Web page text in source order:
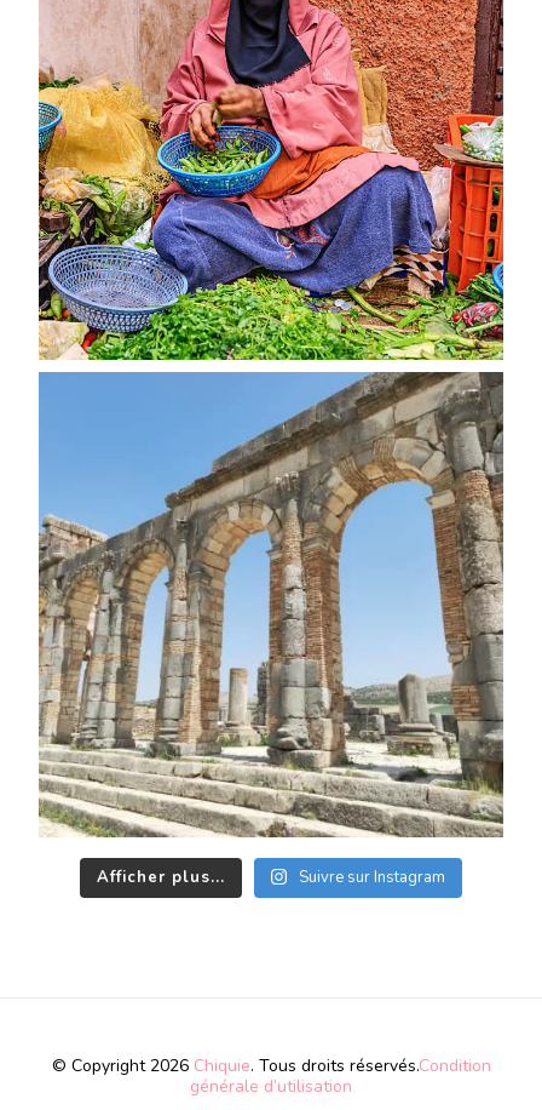
Afficher plus... Suivre sur Instagram
© Copyright 2026 Chiquie. Tous droits réservés.Condition
générale d’utilisation